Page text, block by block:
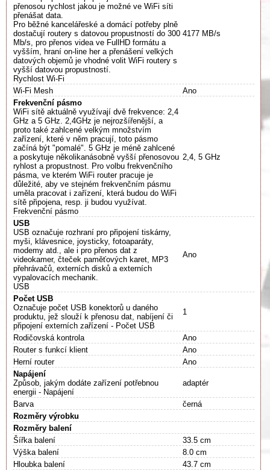
přenosou rychlost jakou je možné ve WiFi síti
přenášat data.
Pro běžné kancelářeské a domácí potřeby plně
dostačují routery s datovou propustností do 300
Mb/s, pro přenos videa ve FullHD formátu a
vyšším, hraní on-line her a přenášení velkých
datových objemů je vhodné volit WiFi routery s
vyšší datovou propustností.
Rychlost Wi-Fi
4177 MB/s
Wi-Fi Mesh
Ano
Frekvenční pásmo
WiFi sítě aktuálně využívají dvě frekvence: 2,4
GHz a 5 GHz. 2,4GHz je nejrozšířenější, a
proto také zahlcené velkým množstvím
zařízení, které v něm pracují, toto pásmo
začíná být "pomalé". 5 GHz je méně zahlcené
a poskytuje několikanásobně vyšší přenosovou
ryhlost a propustnost. Pro volbu frekvenčního
pásma, ve kterém WiFi router pracuje je
důležité, aby ve stejném frekvenčním pásmu
uměla pracovat i zařízení, která budou do WiFi
sítě připojena, resp. ji budou využívat.
Frekvenční pásmo
2,4, 5 GHz
USB
USB označuje rozhraní pro připojení tiskárny,
myši, klávesnice, joysticky, fotoaparáty,
modemy atd., ale i pro přenos dat z
videokamer, čteček paměťových karet, MP3
přehrávačů, externích disků a externích
vypalovacích mechanik.
USB
Ano
Počet USB
Označuje počet USB konektorů u daného
produktu, jež slouží k přenosu dat, nabíjení či
připojení externích zařízení - Počet USB
1
Rodičovská kontrola
Ano
Router s funkcí klient
Ano
Herní router
Ano
Napájení
Způsob, jakým dodáte zařízení potřebnou
energii - Napájení
adaptér
Barva
černá
Rozměry výrobku
Rozměry balení
Šířka balení
33.5 cm
Výška balení
8.0 cm
Hloubka balení
43.7 cm